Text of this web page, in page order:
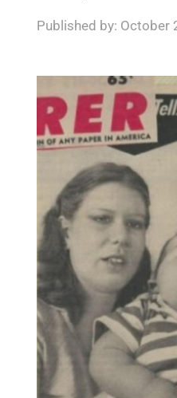
Published by: October